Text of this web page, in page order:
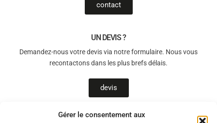
Gérer le consentement aux
contact
UN DEVIS ?
Demandez-nous votre devis via notre formulaire. Nous vous
recontactons dans les plus brefs délais.
devis